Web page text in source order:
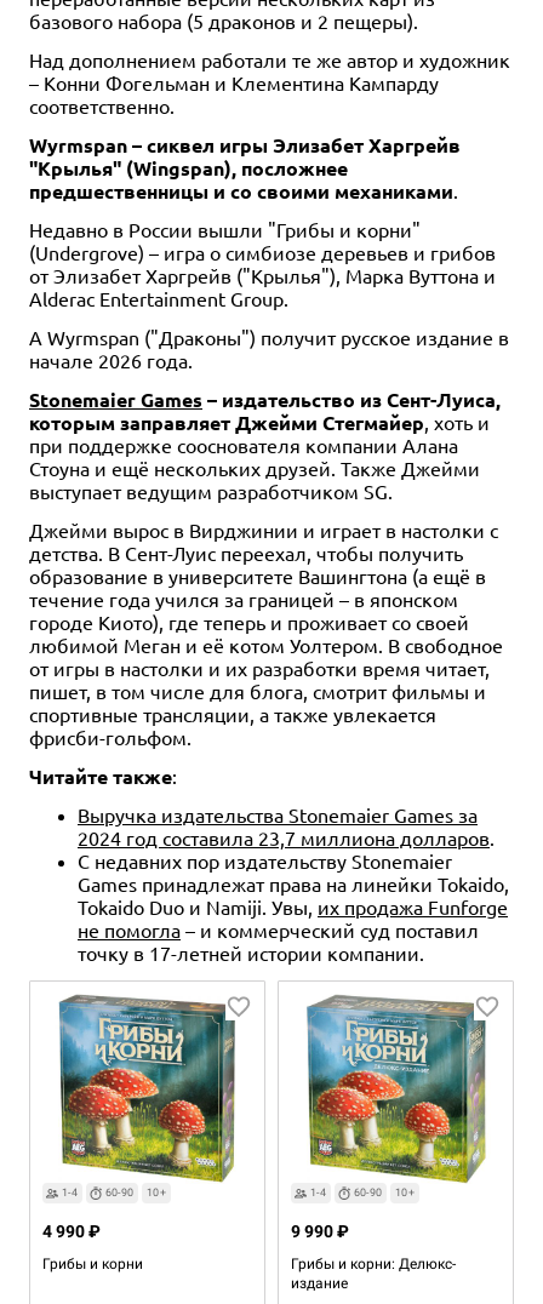
базового набора (5 драконов и 2 пещеры).
Над дополнением работали те же автор и художник
– Конни Фогельман и Клементина Кампарду
соответственно.
Wyrmspan – сиквел игры Элизабет Харгрейв
"Крылья" (Wingspan), посложнее
предшественницы и со своими механиками.
Недавно в России вышли "Грибы и корни"
(Undergrove) – игра о симбиозе деревьев и грибов
от Элизабет Харгрейв ("Крылья"), Марка Вуттона и
Alderac Entertainment Group.
А Wyrmspan ("Драконы") получит русское издание в
начале 2026 года.
Stonemaier Games – издательство из Сент-Луиса,
которым заправляет Джейми Стегмайер, хоть и
при поддержке сооснователя компании Алана
Стоуна и ещё нескольких друзей. Также Джейми
выступает ведущим разработчиком SG.
Джейми вырос в Вирджинии и играет в настолки с
детства. В Сент-Луис переехал, чтобы получить
образование в университете Вашингтона (а ещё в
течение года учился за границей – в японском
городе Киото), где теперь и проживает со своей
любимой Меган и её котом Уолтером. В свободное
от игры в настолки и их разработки время читает,
пишет, в том числе для блога, смотрит фильмы и
спортивные трансляции, а также увлекается
фрисби-гольфом.
Читайте также:
Выручка издательства Stonemaier Games за
2024 год составила 23,7 миллиона долларов.
С недавних пор издательству Stonemaier
Games принадлежат права на линейки Tokaido,
Tokaido Duo и Namiji. Увы, их продажа Funforge
не помогла – и коммерческий суд поставил
точку в 17-летней истории компании.
1-4 60-90 10+
Грибы и корни
4 990 ₽
1-4 60-90 10+
Грибы и корни: Делюкс-
издание
9 990 ₽